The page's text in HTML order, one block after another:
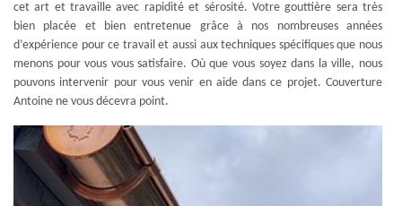
cet art et travaille avec rapidité et sérosité. Votre gouttière sera très
bien placée et bien entretenue grâce à nos nombreuses années
d’expérience pour ce travail et aussi aux techniques spécifiques que nous
menons pour vous vous satisfaire. Où que vous soyez dans la ville, nous
pouvons intervenir pour vous venir en aide dans ce projet. Couverture
Antoine ne vous décevra point.